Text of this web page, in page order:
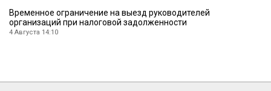
Временное ограничение на выезд руководителей
организаций при налоговой задолженности
4 Августа 14:10